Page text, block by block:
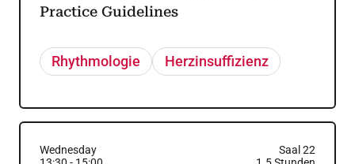
Practice Guidelines
Rhythmologie Herzinsuffizienz
Wednesday
Saal 22